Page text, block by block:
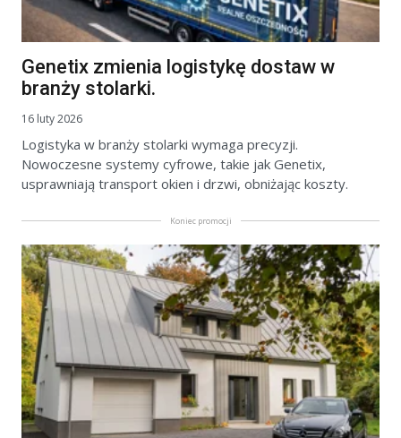
Genetix zmienia logistykę dostaw w
branży stolarki.
16 luty 2026
Logistyka w branży stolarki wymaga precyzji.
Nowoczesne systemy cyfrowe, takie jak Genetix,
usprawniają transport okien i drzwi, obniżając koszty.
Koniec promocji